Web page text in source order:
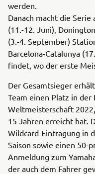
werden.
Danach macht die Serie
(11.-12. Juni),
(3.-4. September)
Barcelona-Catalunya
findet, wo der erste
Der Gesamtsieger
Team einen Platz in der
Weltmeisterschaft
15 Jahren erreicht hat.
Wildcard-Eintragung in
Saison sowie einen 50-
Anmeldung zum
der auch dem Fahrer